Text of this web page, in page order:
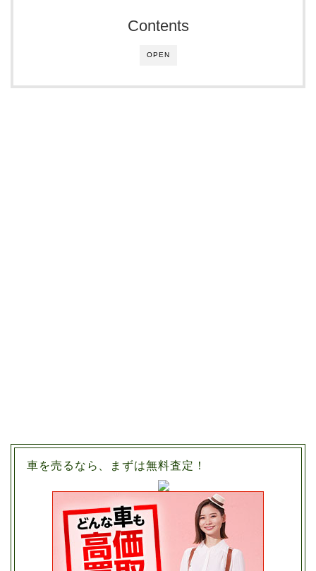
OPEN
Contents
車を売るなら、まずは無料査定！